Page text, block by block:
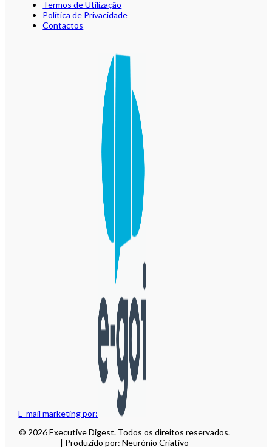
E-mail marketing por:
Termos de Utilização
Política de Privacidade
Contactos
© 2026 Executive Digest. Todos os direitos reservados.
| Produzido por: Neurónio Criativo